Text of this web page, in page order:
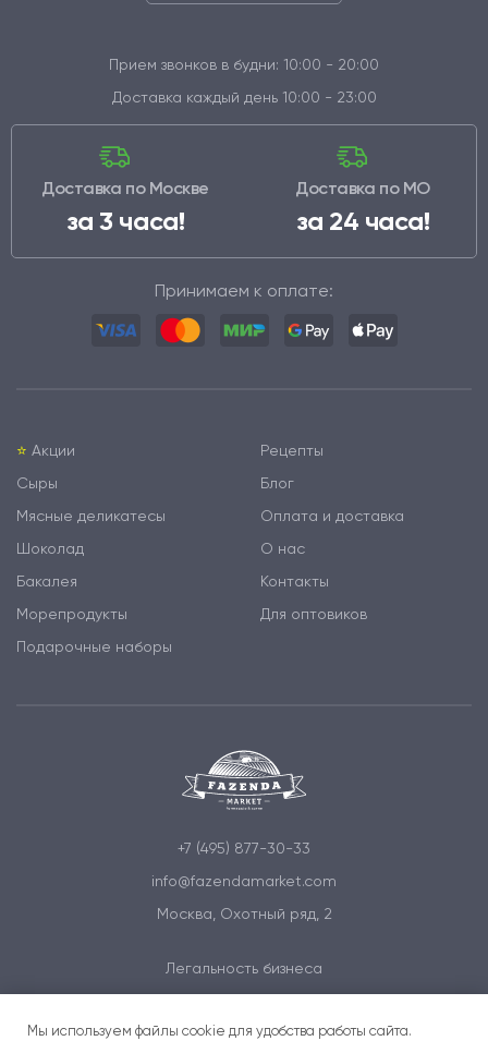
Прием звонков в будни: 10:00 - 20:00
Доставка каждый день 10:00 - 23:00
Доставка по Москве
за 3 часа!
Доставка по МО
за 24 часа!
Принимаем к оплате:
⭐️ Акции
Сыры
Мясные деликатесы
Шоколад
Бакалея
Морепродукты
Подарочные наборы
Рецепты
Блог
Оплата и доставка
О нас
Контакты
Для оптовиков
+7 (495) 877-30-33
info@fazendamarket.com
Москва, Охотный ряд, 2
Легальность бизнеса
Условия и соглашения
Мы используем файлы cookie для удобства работы сайта.